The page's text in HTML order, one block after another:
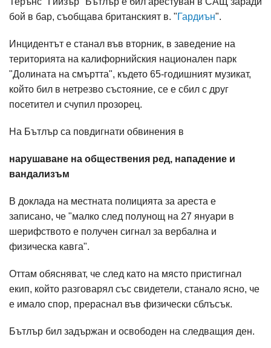
бой в бар, съобщава британският в. "Гардиън".
Инцидентът е станал във вторник, в заведение на
територията на калифорнийския национален парк
"Долината на смъртта", където 65-годишният музикат,
който бил в нетрезво състояние, се е сбил с друг
посетител и счупил прозорец.
На Бътлър са повдигнати обвинения в
нарушаване на обществения ред, нападение и
вандализъм
В доклада на местната полицията за ареста е
записано, че "малко след полунощ на 27 януари в
шерифството е получен сигнал за вербална и
физическа кавга".
Оттам обясняват, че след като на място пристигнал
екип, който разговарял със свидетели, станало ясно, че
е имало спор, прераснал във физически сблъсък.
Бътлър бил задържан и освободен на следващия ден.